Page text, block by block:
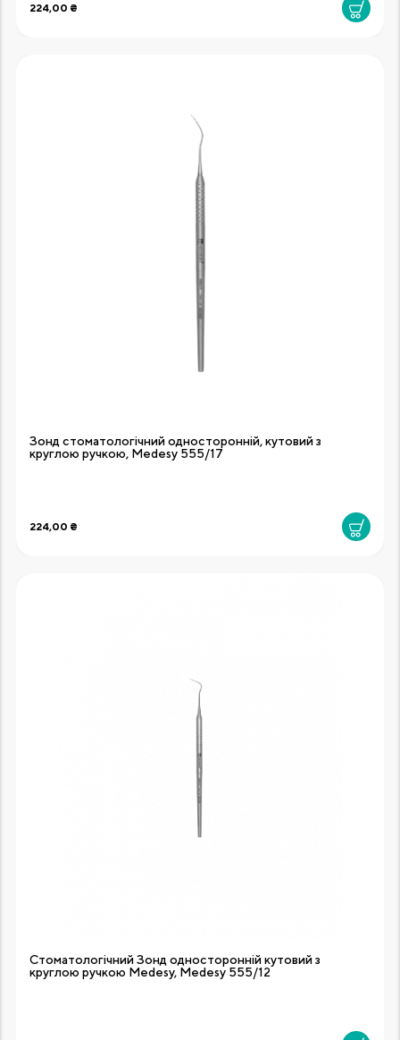
224,00 ₴
Зонд стоматологічний односторонній, кутовий з
круглою ручкою, Medesy 555/17
224,00 ₴
Стоматологічний Зонд односторонній кутовий з
круглою ручкою Medesy, Medesy 555/12